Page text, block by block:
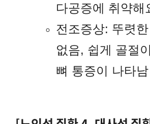
다공증에 취약해
전조증상: 뚜렷
없음, 쉽게 골절
뼈 통증이 나타남